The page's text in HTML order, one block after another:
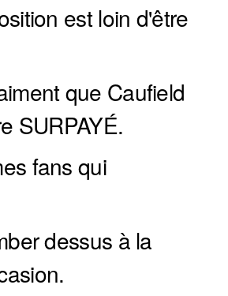
est loin d'être
que Caufield
SURPAYÉ.
fans qui
dessus à la